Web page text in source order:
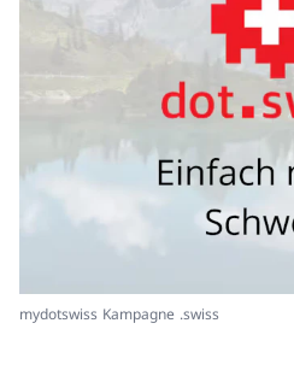
mydotswiss Kampagne .swiss